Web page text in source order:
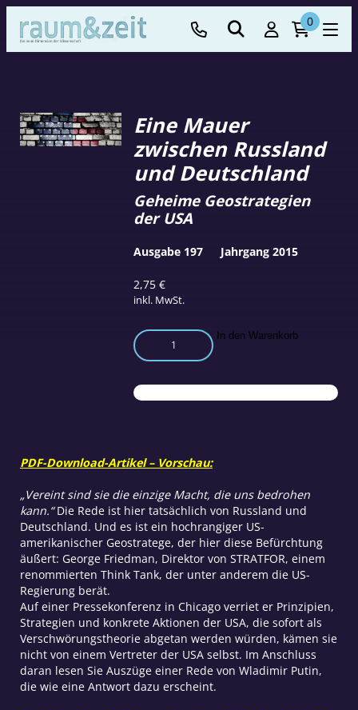
0
Eine Mauer
zwischen Russland
und Deutschland
2,75€
inkl. MwSt.
Geheime Geostrategien
der USA
Eine
Mauer
Russland
und
In den Warenkorb
Ausgabe 197 Jahrgang 2015
PDF-Download-Artikel – Vorschau:
„Vereint sind sie die einzige Macht, die uns bedrohen
kann.“Die Rede ist hier tatsächlich von Russland und
Deutschland. Und es ist ein hochrangiger US-
amerikanischer Geostratege, der hier diese Befürchtung
äußert: George Friedman, Direktor von STRATFOR, einem
renommierten Think Tank, der unter anderem die US-
Regierung berät.
Auf einer Pressekonferenz in Chicago verriet er Prinzipien,
Strategien und konkrete Aktionen der USA, die sofort als
Verschwörungstheorie abgetan werden würden, kämen sie
nicht von einem Vertreter der USA selbst. Im Anschluss
daran lesen Sie Auszüge einer Rede von Wladimir Putin,
die wie eine Antwort dazu erscheint.